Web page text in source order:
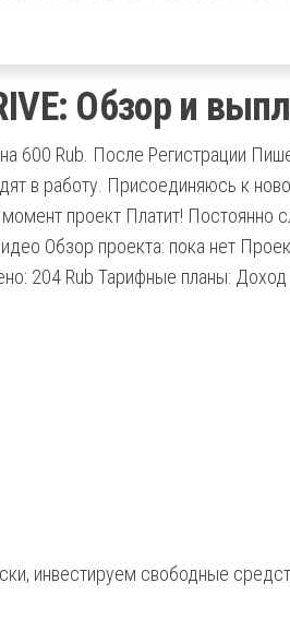
Обзор и
600 Rub. После Регистрации
в работу. Присоединяюсь к
проект Платит! Постоянно
Обзор проекта: пока нет
204 Rub Тарифные планы: Доход
инвестируем свободные